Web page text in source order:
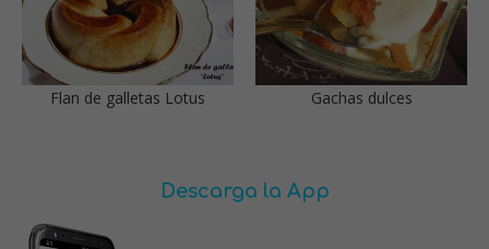
Flan de galletas Lotus Gachas dulces
Descarga la App